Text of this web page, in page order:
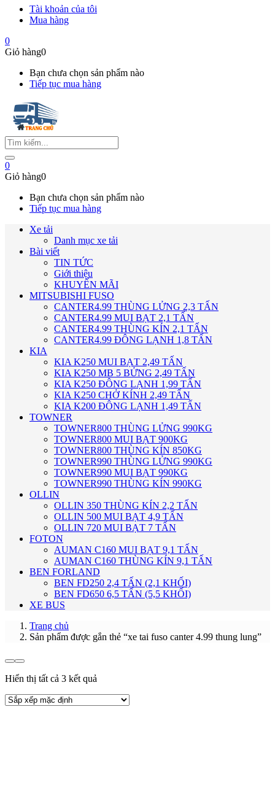
Tài khoản của tôi
Mua hàng
0
Giỏ hàng0
Bạn chưa chọn sản phẩm nào
Tiếp tục mua hàng
0
Giỏ hàng0
Bạn chưa chọn sản phẩm nào
Tiếp tục mua hàng
Xe tải
Danh mục xe tải
Bài viết
TIN TỨC
Giới thiệu
KHUYẾN MÃI
MITSUBISHI FUSO
CANTER4.99 THÙNG LỬNG 2,3 TẤN
CANTER4.99 MUI BẠT 2,1 TẤN
CANTER4.99 THÙNG KÍN 2,1 TẤN
CANTER4.99 ĐÔNG LẠNH 1,8 TẤN
KIA
KIA K250 MUI BẠT 2,49 TẤN
KIA K250 MB 5 BỬNG 2,49 TẤN
KIA K250 ĐÔNG LẠNH 1,99 TẤN
KIA K250 CHỞ KÍNH 2,49 TẤN
KIA K200 ĐÔNG LẠNH 1,49 TẤN
TOWNER
TOWNER800 THÙNG LỬNG 990KG
TOWNER800 MUI BẠT 900KG
TOWNER800 THÙNG KÍN 850KG
TOWNER990 THÙNG LỬNG 990KG
TOWNER990 MUI BẠT 990KG
TOWNER990 THÙNG KÍN 990KG
OLLIN
OLLIN 350 THÙNG KÍN 2,2 TẤN
OLLIN 500 MUI BẠT 4,9 TẤN
OLLIN 720 MUI BẠT 7 TẤN
FOTON
AUMAN C160 MUI BẠT 9,1 TẤN
AUMAN C160 THÙNG KÍN 9,1 TẤN
BEN FORLAND
BEN FD250 2,4 TẤN (2,1 KHỐI)
BEN FD650 6,5 TẤN (5,5 KHỐI)
XE BUS
Trang chủ
Sản phẩm được gắn thẻ “xe tai fuso canter 4.99 thung lung”
Hiển thị tất cả 3 kết quả